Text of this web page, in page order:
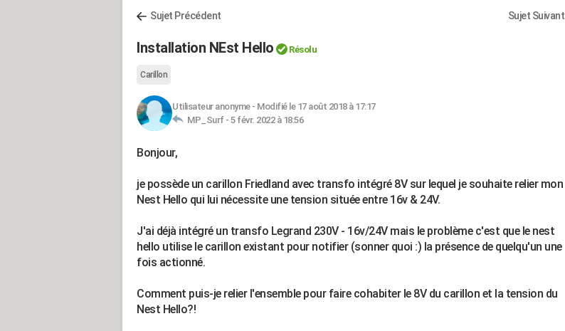
Sujet Précédent Sujet Suivant
Installation NEst Hello Résolu
Carillon
Utilisateur anonyme- Modifié le 17 août 2018 à 17:17
MP_Surf - 5 févr. 2022 à 18:56
Bonjour,
je possède un carillon Friedland avec transfo intégré 8V sur lequel je souhaite relier mon
Nest Hello qui lui nécessite une tension située entre 16v & 24V.
J'ai déjà intégré un transfo Legrand 230V - 16v/24V mais le problème c'est que le nest
hello utilise le carillon existant pour notifier (sonner quoi :) la présence de quelqu'un une
fois actionné.
Comment puis-je relier l'ensemble pour faire cohabiter le 8V du carillon et la tension du
Nest Hello?!